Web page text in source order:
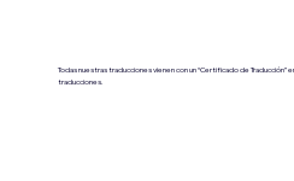
Todas nuestras traducciones vienen con un “Certificado de
traducciones.